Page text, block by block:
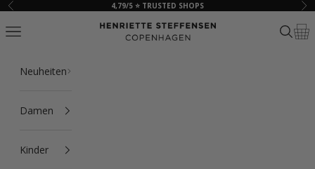
Zum Inhalt springen
Zurück 4,79/5 ⭐ TRUSTED SHOPS Vor
HSCPH
Navigationsmenü öffnen Suche
Neuheiten
Damen
Kinder